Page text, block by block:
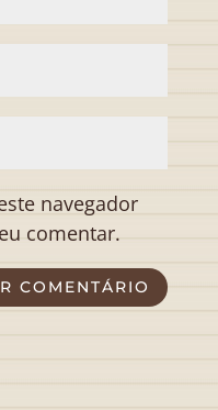
navegador
comentar.
COMENTÁRIO